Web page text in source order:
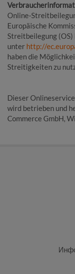
Online-
Europäische
Streitbeilegung (OS)
unter http://
haben die
Streitigkeiten zu
Dieser
wird betrieben und
Commerce GmbH,